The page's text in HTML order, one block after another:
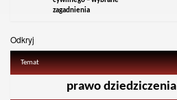
zagadnienia
Odkryj
Temat
prawo dziedziczenia